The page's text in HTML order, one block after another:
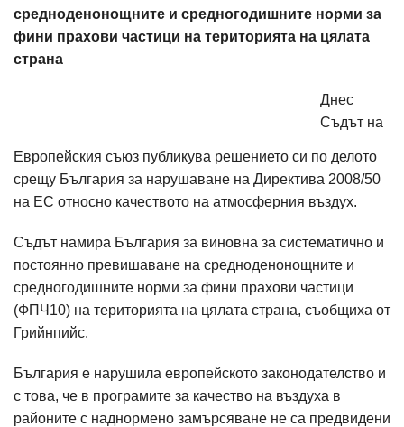
средноденонощните и средногодишните норми за
фини прахови частици на територията на цялата
страна
Днес
Съдът на
Европейския съюз публикува решението си по делото
срещу България за нарушаване на Директива 2008/50
на ЕС относно качеството на атмосферния въздух.
Съдът намира България за виновна за систематично и
постоянно превишаване на средноденонощните и
средногодишните норми за фини прахови частици
(ФПЧ10) на територията на цялата страна, съобщиха от
Грийнпийс.
България е нарушила европейското законодателство и
с това, че в програмите за качество на въздуха в
районите с наднормено замърсяване не са предвидени